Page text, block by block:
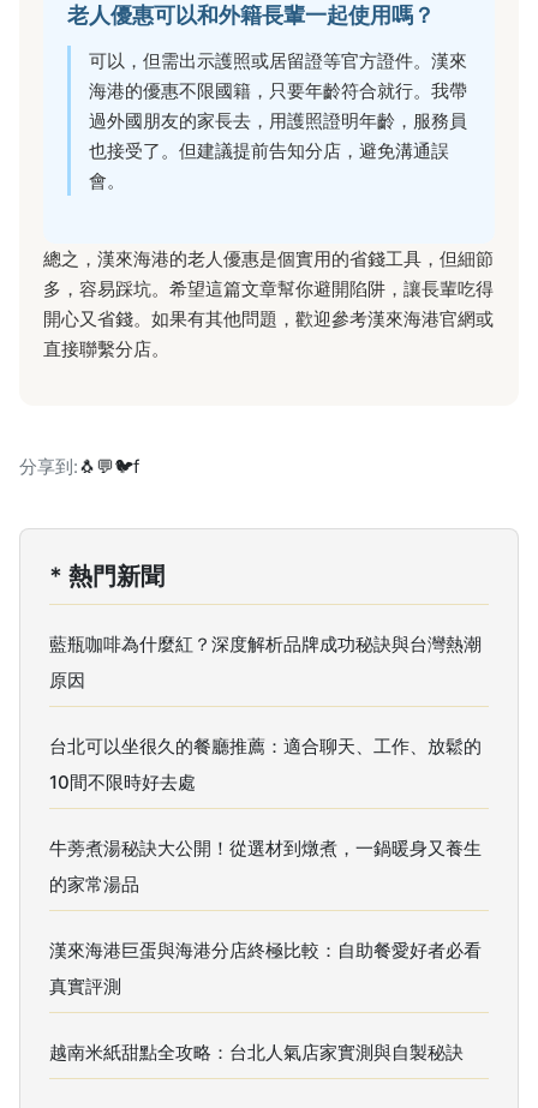
老人優惠可以和外籍長輩一起使用嗎？
可以，但需出示護照或居留證等官方證件。漢來
海港的優惠不限國籍，只要年齡符合就行。我帶
過外國朋友的家長去，用護照證明年齡，服務員
也接受了。但建議提前告知分店，避免溝通誤
會。
總之，漢來海港的老人優惠是個實用的省錢工具，但細節
多，容易踩坑。希望這篇文章幫你避開陷阱，讓長輩吃得
開心又省錢。如果有其他問題，歡迎參考漢來海港官網或
直接聯繫分店。
分享到:🐧💬🐦f
* 熱門新聞
藍瓶咖啡為什麼紅？深度解析品牌成功秘訣與台灣熱潮
原因
台北可以坐很久的餐廳推薦：適合聊天、工作、放鬆的
10間不限時好去處
牛蒡煮湯秘訣大公開！從選材到燉煮，一鍋暖身又養生
的家常湯品
漢來海港巨蛋與海港分店終極比較：自助餐愛好者必看
真實評測
越南米紙甜點全攻略：台北人氣店家實測與自製秘訣